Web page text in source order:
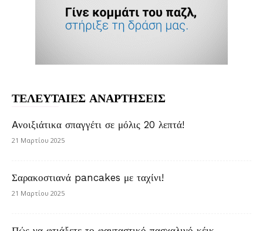
ΤΕΛΕΥΤΑΙΕΣ ΑΝΑΡΤΗΣΕΙΣ
Aνοιξιάτικα σπαγγέτι σε μόλις 20 λεπτά!
21 Μαρτίου 2025
Σαρακοστιανά pancakes με ταχίνι!
21 Μαρτίου 2025